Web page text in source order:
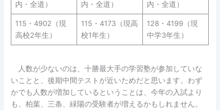
内・全道）
内・全道）
内・全道）
115・4902（現
高校2年生）
115・4173（現高
校1年生）
128・4199（現
中学3年生）
人数が少ないのは、十勝最大手の学習塾が参加していな
いことと、後期中間テストが近いためだと思います。わず
かでも人数が増加しているということは、今年の入試より
も、柏葉、三条、緑陽の受験者が増えるかもしれません。